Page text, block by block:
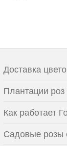
Доставка
Плантации
Как работает
Садовые розы